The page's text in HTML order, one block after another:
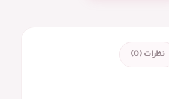
نظرات (0)